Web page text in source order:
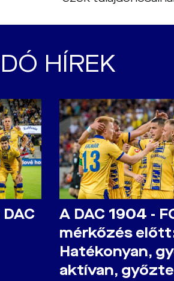
HÍREK
A DAC 1904 -
mérkőzés
Hatékonyan,
aktívan,